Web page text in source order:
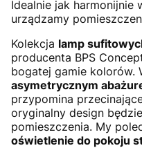
Idealnie jak harmonijnie
urządzamy
Kolekcja lamp
producenta BPS
bogatej gamie kolorów.
asymetrycznym
przypomina
oryginalny design
pomieszczenia. My
oświetlenie do pokoju